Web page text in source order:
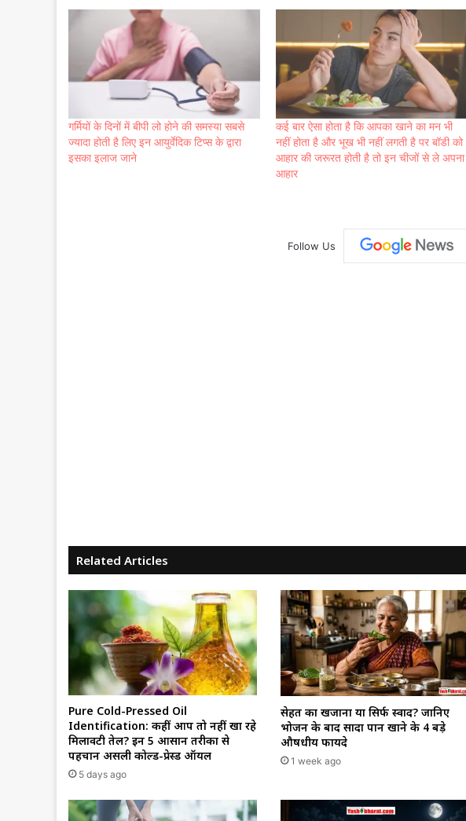
गर्मियों के दिनों में बीपी लो होने की समस्या सबसे
ज्यादा होती है लिए इन आयुर्वेदिक टिप्स के द्वारा
इसका इलाज जाने
कई बार ऐसा होता है कि आपका खाने का मन भी
नहीं होता है और भूख भी नहीं लगती है पर बॉडी को
आहार की जरूरत होती है तो इन चीजों से ले अपना
आहार
Follow Us
Related Articles
Pure Cold-Pressed Oil
Identification: कहीं आप तो नहीं खा रहे
मिलावटी तेल? इन 5 आसान तरीकों से
पहचानें असली कोल्ड-प्रेस्ड ऑयल
5 days ago
सेहत का खजाना या सिर्फ स्वाद? जानिए
भोजन के बाद सादा पान खाने के 4 बड़े
औषधीय फायदे
1 week ago